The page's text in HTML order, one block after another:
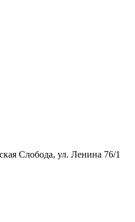
Слобода, ул. Ленина 76/1